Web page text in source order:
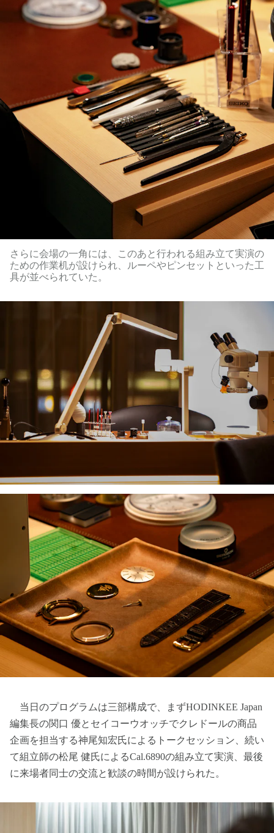
さらに会場の一角には、このあと行われる組み立て実演の
ための作業机が設けられ、ルーペやピンセットといった工
具が並べられていた。
当日のプログラムは三部構成で、まずHODINKEE Japan
編集長の関口 優とセイコーウオッチでクレドールの商品
企画を担当する神尾知宏氏によるトークセッション、続い
て組立師の松尾 健氏によるCal.6890の組み立て実演、最後
に来場者同士の交流と歓談の時間が設けられた。